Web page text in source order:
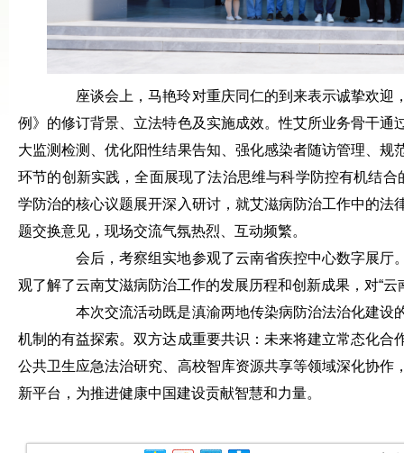
座谈会上，马艳玲对重庆同仁的到来表示诚挚欢迎
例》的修订背景、立法特色及实施成效。性艾所业务骨干通
大监测检测、优化阳性结果告知、强化感染者随访管理、规
环节的创新实践，全面展现了法治思维与科学防控有机结合
学防治的核心议题展开深入研讨，就艾滋病防治工作中的法
题交换意见，现场交流气氛热烈、互动频繁。
会后，考察组实地参观了云南省疾控中心数字展厅
观了解了云南艾滋病防治工作的发展历程和创新成果，对“云
本次交流活动既是滇渝两地传染病防治法治化建设
机制的有益探索。双方达成重要共识：未来将建立常态化合
公共卫生应急法治研究、高校智库资源共享等领域深化协作
新平台，为推进健康中国建设贡献智慧和力量。